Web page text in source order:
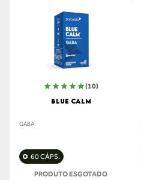
(10)
BLUE CALM
GABA
60 CÁPS.
PRODUTO ESGOTADO